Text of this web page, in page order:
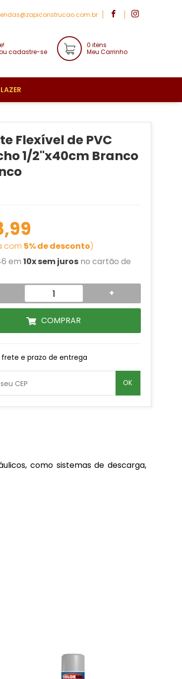
cadastre-se
0 itens
Meu Carrinho
Flexível de PVC
1/2''x40cm Branco
com 5% de desconto)
em 10x sem jurosno cartão de
+
COMPRAR
e prazo de entrega
OK
como sistemas de descarga,